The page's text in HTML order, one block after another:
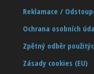
Reklamace /
Ochrana osobních
Zpětný odběr
Zásady cookies (EU)